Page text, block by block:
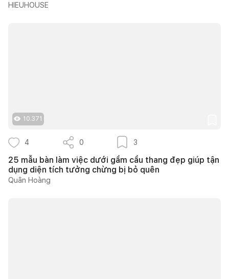
HIEUHOUSE
10.371
4 0 3
25 mẫu bàn làm việc dưới gầm cầu thang đẹp giúp tận
dụng diện tích tưởng chừng bị bỏ quên
Quân Hoàng